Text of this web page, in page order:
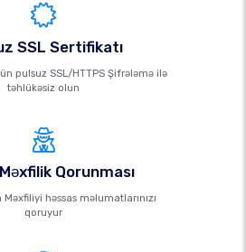
SSL Sertifikatı
pulsuz SSL/HTTPS Şifrələmə ilə
təhlükəsiz olun
Qorunması
həssas məlumatlarınızı
qoruyur